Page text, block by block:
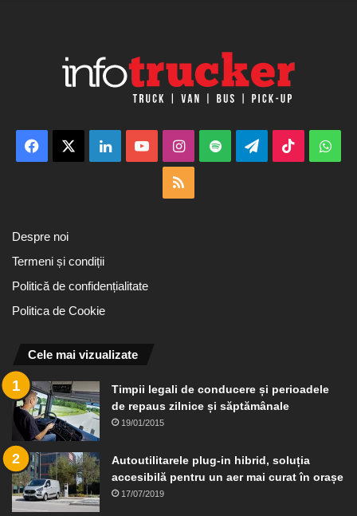
Facebook LinkedInYouTubeInstagram
Spotify TelegramTikTok
Despre noi
Termeni și condiții
Politică de confidențialitate
Politica de Cookie
Cele mai vizualizate
Timpii legali de conducere și perioadele
de repaus zilnice și săptămânale
19/01/2015
Autoutilitarele plug-in hibrid, soluția
accesibilă pentru un aer mai curat în orașe
17/07/2019